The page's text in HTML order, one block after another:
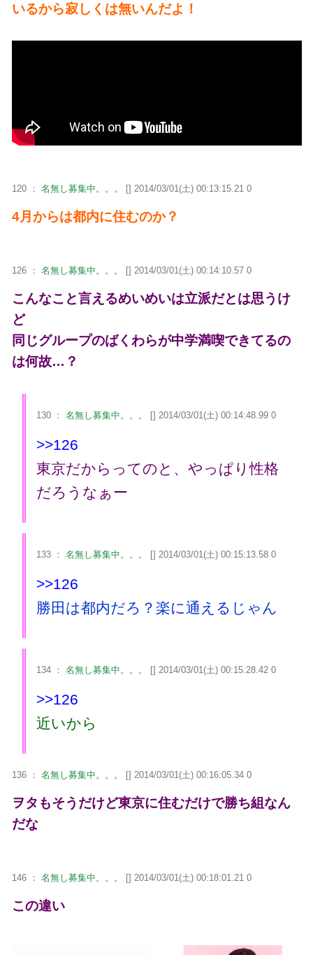
いるから寂しくは無いんだよ！
120 ： 名無し募集中。。。 [] 2014/03/01(土) 00:13:15.21 0
4月からは都内に住むのか？
126 ： 名無し募集中。。。 [] 2014/03/01(土) 00:14:10.57 0
こんなこと言えるめいめいは立派だとは思うけ
ど
同じグループのばくわらが中学満喫できてるの
は何故…？
130 ： 名無し募集中。。。 [] 2014/03/01(土) 00:14:48.99 0
>>126
東京だからってのと、やっぱり性格
だろうなぁー
133 ： 名無し募集中。。。 [] 2014/03/01(土) 00:15:13.58 0
>>126
勝田は都内だろ？楽に通えるじゃん
134 ： 名無し募集中。。。 [] 2014/03/01(土) 00:15:28.42 0
>>126
近いから
136 ： 名無し募集中。。。 [] 2014/03/01(土) 00:16:05.34 0
ヲタもそうだけど東京に住むだけで勝ち組なん
だな
146 ： 名無し募集中。。。 [] 2014/03/01(土) 00:18:01.21 0
この違い